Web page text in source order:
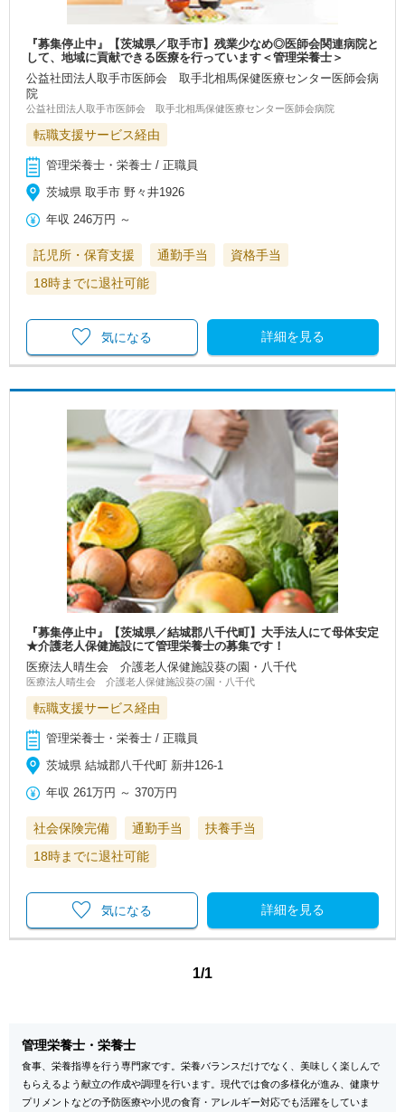
『募集停止中』【茨城県／取手市】残業少なめ◎医師会関連病院と
して、地域に貢献できる医療を行っています＜管理栄養士＞
公益社団法人取手市医師会 取手北相馬保健医療センター医師会病
院
公益社団法人取手市医師会 取手北相馬保健医療センター医師会病院
転職支援サービス経由
管理栄養士・栄養士 / 正職員
茨城県 取手市 野々井1926
年収 246万円 ～
託児所・保育支援 通勤手当
資格手当
18時までに退社可能
詳細を見る
気になる
『募集停止中』【茨城県／結城郡八千代町】大手法人にて母体安定
★介護老人保健施設にて管理栄養士の募集です！
医療法人晴生会 介護老人保健施設葵の園・八千代
医療法人晴生会 介護老人保健施設葵の園・八千代
転職支援サービス経由
管理栄養士・栄養士 / 正職員
茨城県 結城郡八千代町 新井126-1
年収 261万円 ～370万円
社会保険完備 通勤手当
扶養手当
18時までに退社可能
詳細を見る
気になる
1/1
管理栄養士・栄養士
食事、栄養指導を行う専門家です。栄養バランスだけでなく、美味しく楽しんで
もらえるよう献立の作成や調理を行います。現代では食の多様化が進み、健康サ
プリメントなどの予防医療や小児の食育・アレルギー対応でも活躍をしていま